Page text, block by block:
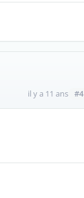
il y a 11 ans #4